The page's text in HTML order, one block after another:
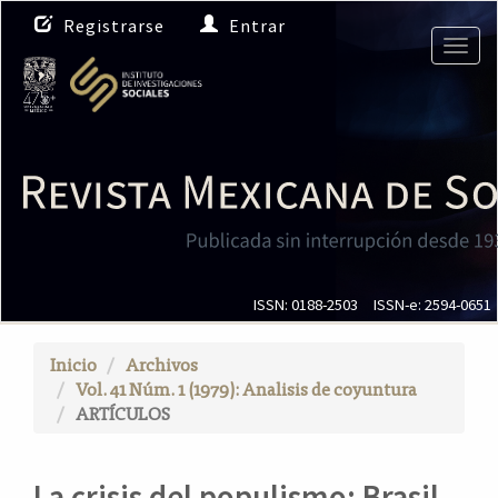
N
a
v
e
g
i
ó
n
c
Registrarse Entrar
ISSN: 0188-2503 ISSN-e: 2594-0651
Inicio
Archivos
Vol. 41 Núm. 1 (1979): Analisis de coyuntura
ARTÍCULOS